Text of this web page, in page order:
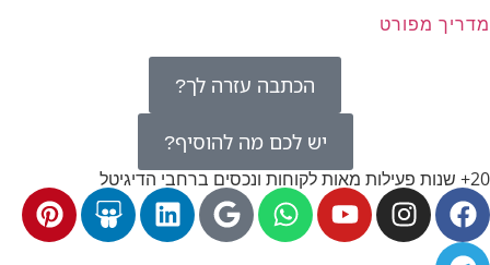
מדריך מפורט
הכתבה עזרה לך?
יש לכם מה להוסיף?
20+ שנות פעילות מאות לקוחות ונכסים ברחבי הדיגיטל